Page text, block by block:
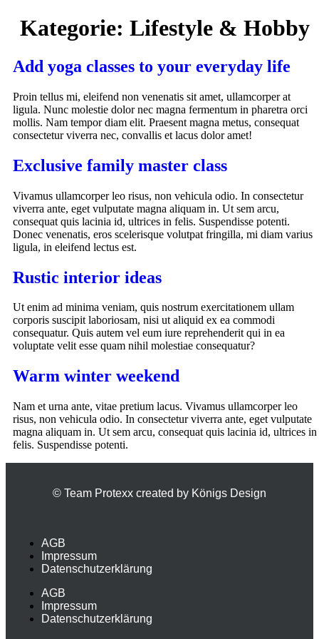
Kategorie: Lifestyle & Hobby
Add yoga classes to your everyday life
Proin tellus mi, eleifend non venenatis sit amet, ullamcorper at
ligula. Nunc molestie dolor nec magna fermentum in pharetra orci
mollis. Nam tempor diam elit. Praesent magna metus, consequat
consectetur viverra nec, convallis et lacus dolor amet!
Exclusive family master class
Vivamus ullamcorper leo risus, non vehicula odio. In consectetur
viverra ante, eget vulputate magna aliquam in. Ut sem arcu,
consequat quis lacinia id, ultrices in felis. Suspendisse potenti.
Donec venenatis, eros scelerisque volutpat fringilla, mi diam varius
ligula, in eleifend lectus est.
Rustic interior ideas
Ut enim ad minima veniam, quis nostrum exercitationem ullam
corporis suscipit laboriosam, nisi ut aliquid ex ea commodi
consequatur. Quis autem vel eum iure reprehenderit qui in ea
voluptate velit esse quam nihil molestiae consequatur?
Warm winter weekend
Nam et urna ante, vitae pretium lacus. Vivamus ullamcorper leo
risus, non vehicula odio. In consectetur viverra ante, eget vulputate
magna aliquam in. Ut sem arcu, consequat quis lacinia id, ultrices in
felis. Suspendisse potenti.
© Team Protexx created by Königs Design
AGB
Impressum
Datenschutzerklärung
AGB
Impressum
Datenschutzerklärung